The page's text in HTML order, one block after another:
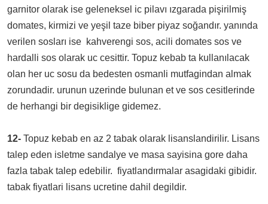
garnitor olarak ise geleneksel ic pilavı ızgarada pişirilmiş
domates, kirmizi ve yeşil taze biber piyaz soğandır. yanında
verilen sosları ise kahverengi sos, acili domates sos ve
hardalli sos olarak uc cesittir. Topuz kebab ta kullanılacak
olan her uc sosu da bedesten osmanli mutfagindan almak
zorundadir. urunun uzerinde bulunan et ve sos cesitlerinde
de herhangi bir degisiklige gidemez.
12- Topuz kebab en az 2 tabak olarak lisanslandirilir. Lisans
talep eden isletme sandalye ve masa sayisina gore daha
fazla tabak talep edebilir. fiyatlandırmalar asagidaki gibidir.
tabak fiyatlari lisans ucretine dahil degildir.